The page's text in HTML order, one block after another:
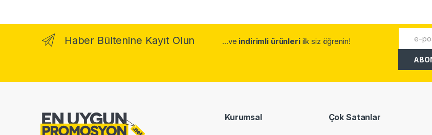
Haber Bültenine Kayıt Olun ...ve indirimli ürünleriilk siz öğrenin!
Kurumsal Çok Satanlar